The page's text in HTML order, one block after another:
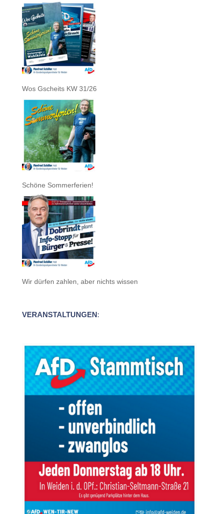
Wos Gscheits KW 31/26
Schöne Sommerferien!
Wir dürfen zahlen, aber nichts wissen
VERANSTALTUNGEN: